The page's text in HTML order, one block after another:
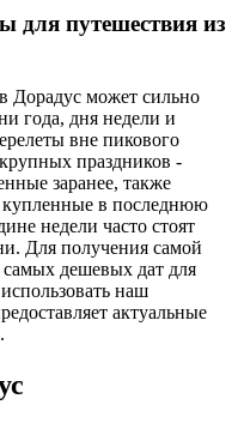
для путешествия из
Дорадус может сильно
года, дня недели и
вне пикового
праздников -
заранее, также
в последнюю
недели часто стоят
Для получения самой
дешевых дат для
наш
актуальные